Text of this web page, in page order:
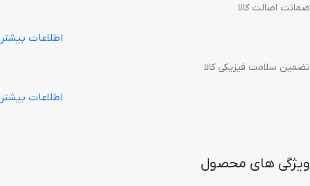
ضمانت اصالت کالا
اطلاعات بیشتر
تضمین سلامت فیزیکی کالا
اطلاعات بیشتر
ویژگی های محصول